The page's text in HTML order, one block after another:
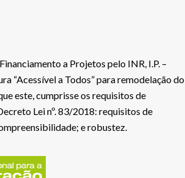
a Projetos pelo INR, I.P. –
“Acessível a Todos” para remodelação do
este, cumprisse os requisitos de
Lei nº. 83/2018: requisitos de
e robustez.